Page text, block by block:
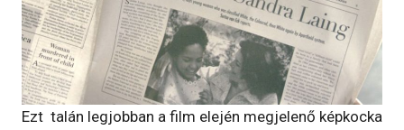
Ezt talán legjobban a film elején megjelenő képkocka